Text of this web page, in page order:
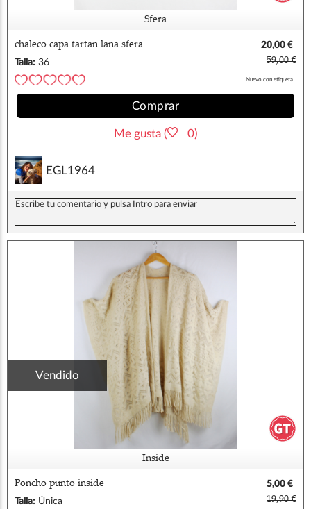
Sfera
chaleco capa tartan lana sfera
20,00 €
Talla: 36 59,00 €
Nuevo con etiqueta
Comprar
Me gusta ( 0)
EGL1964
Vendido
Inside
Poncho punto inside
5,00 €
Talla: Única 19,90 €